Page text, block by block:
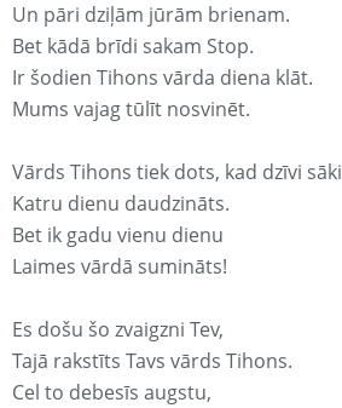
Un pāri dziļām jūrām brienam.
Bet kādā brīdi sakam Stop.
Ir šodien Tihons vārda diena klāt.
Mums vajag tūlīt nosvinēt.
Vārds Tihons tiek dots, kad dzīvi sāki
Katru dienu daudzināts.
Bet ik gadu vienu dienu
Laimes vārdā sumināts!
Es došu šo zvaigzni Tev,
Tajā rakstīts Tavs vārds Tihons.
Cel to debesīs augstu,